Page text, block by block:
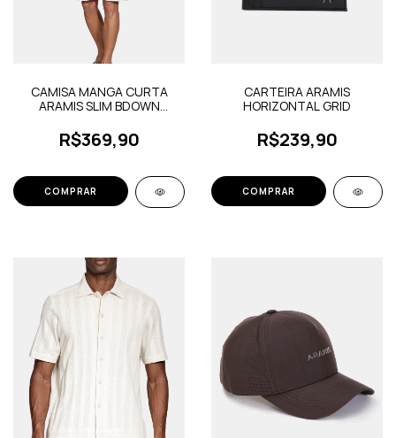
CAMISA MANGA CURTA
ARAMIS SLIM BDOWN
R$369,90
COMPRAR
CARTEIRA ARAMIS
HORIZONTAL GRID
R$239,90
COMPRAR